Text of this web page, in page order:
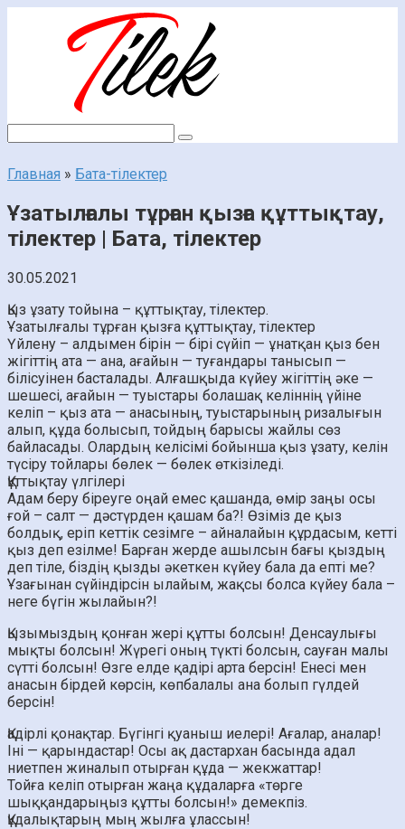
Главная » Бата-тілектер
Ұзатылғалы тұрған қызға құттықтау,
тілектер | Бата, тілектер
30.05.2021
Қыз ұзату тойына – құттықтау, тілектер.
Ұзатылғалы тұрған қызға құттықтау, тілектер
Үйлену – алдымен бірін — бірі сүйіп — ұнатқан қыз бен
жігіттің ата — ана, ағайын — туғандары танысып —
білісуінен басталады. Алғашқыда күйеу жігіттің әке —
шешесі, ағайын — туыстары болашақ келіннің үйіне
келіп – қыз ата — анасының, туыстарының ризалығын
алып, құда болысып, тойдың барысы жайлы сөз
байласады. Олардың келісімі бойынша қыз ұзату, келін
түсіру тойлары бөлек — бөлек өткізіледі.
Құттықтау үлгілері
Адам беру біреуге оңай емес қашанда, өмір заңы осы
ғой – салт — дәстүрден қашам ба?! Өзіміз де қыз
болдық, еріп кеттік сезімге – айналайын құрдасым, кетті
қыз деп езілме! Барған жерде ашылсын бағы қыздың
деп тіле, біздің қызды әкеткен күйеу бала да епті ме?
Ұзағынан сүйіндірсін ылайым, жақсы болса күйеу бала –
неге бүгін жылайын?!
Қызымыздың қонған жері құтты болсын! Денсаулығы
мықты болсын! Жүрегі оның түкті болсын, сауған малы
сүтті болсын! Өзге елде қадірі арта берсін! Енесі мен
анасын бірдей көрсін, көпбалалы ана болып гүлдей
берсін!
Қадірлі қонақтар. Бүгінгі қуаныш иелері! Ағалар, аналар!
Іні — қарындастар! Осы ақ дастархан басында адал
ниетпен жиналып отырған құда — жекжаттар!
Тойға келіп отырған жаңа құдаларға «төрге
шыққандарыңыз құтты болсын!» демекпіз.
Құдалықтарың мың жылға ұлассын!